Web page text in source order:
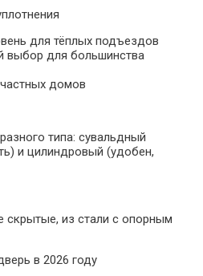
для тёплых подъездов
выбор для большинства
домов
типа: сувальдный
и цилиндровый (удобен,
скрытые, из стали с опорным
в 2026 году